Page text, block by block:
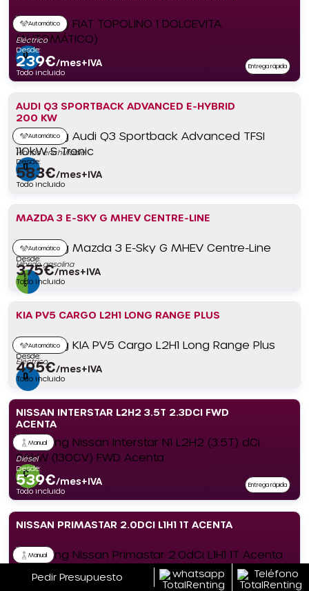
Automático
Eléctrico
Desde:
239€/mes+IVA
Todo incluido
Entrega rápida
AUDI Q3 SPORTBACK ADVANCED E-HYBRID
200 KW
Automático
Híbrido enchufable
Desde:
583€/mes+IVA
Todo incluido
MAZDA 3 E-SKY G MHEV CENTRE-LINE
Automático
Híbrido gasolina
Desde:
375€/mes+IVA
Todo incluido
KIA PV5 CARGO L2H1 LONG RANGE PLUS
Automático
Eléctrico
Desde:
495€/mes+IVA
Todo incluido
NISSAN INTERSTAR L2H2 3.5T 2.3DCI FWD
ACENTA
Manual
Diésel
Desde:
539€/mes+IVA
Todo incluido
Entrega rápida
NISSAN PRIMASTAR 2.0DCI L1H1 1T ACENTA
Manual
Desde:
489€ /mes+IVA Entrega rápida
Pedir Presupuesto